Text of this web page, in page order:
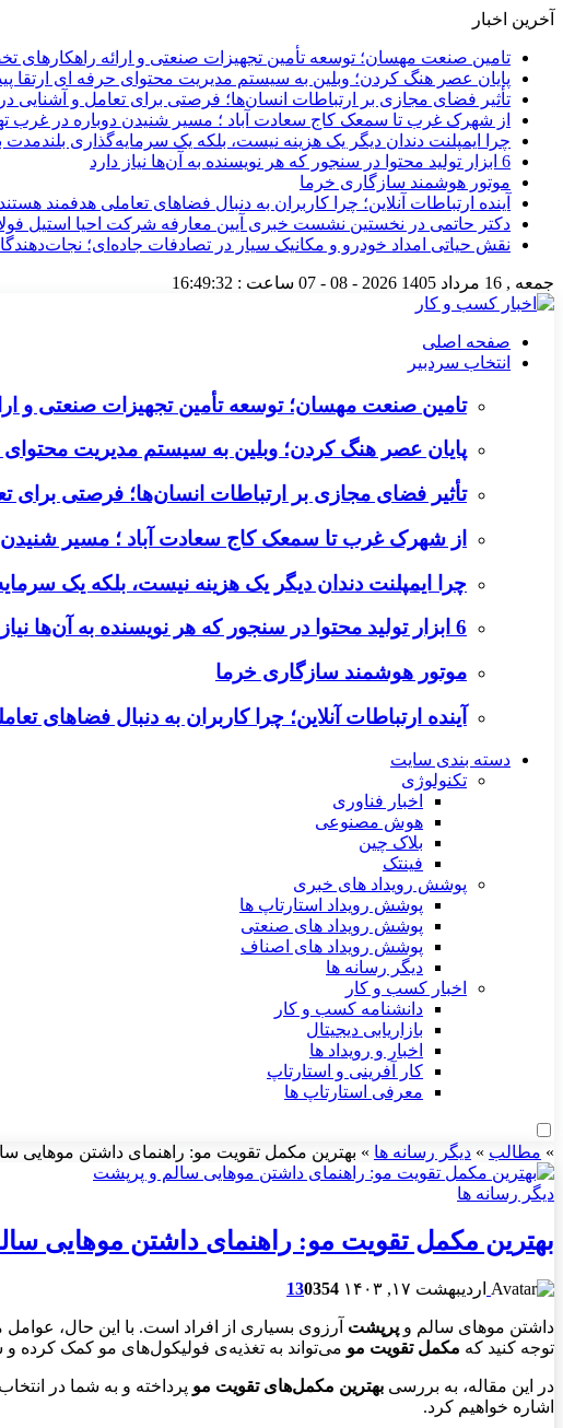
آخرین اخبار
تامین صنعت مهسان؛ توسعه تأمین تجهیزات صنعتی و ارائه راهکارهای
پایان عصر هنگ کردن؛ وبلین به سیستم مدیریت محتوای حرفه ای ارتقا
تأثیر فضای مجازی بر ارتباطات انسان‌ها؛ فرصتی برای تعامل و آشنایی در
از شهرک غرب تا سمعک کاج سعادت آباد ؛ مسیر شنیدن دوباره در غرب
چرا ایمپلنت دندان دیگر یک هزینه نیست، بلکه یک سرمایه‌گذاری
6 ابزار تولید محتوا در سنجور که هر نویسنده به آن‌ها نیاز دارد
موتور هوشمند سازگاری خرما
آینده ارتباطات آنلاین؛ چرا کاربران به دنبال فضاهای تعاملی هدفمند
دکتر حاتمی در نخستین نشست خبری آیین معارفه شرکت احیا استیل
نقش حیاتی امداد خودرو و مکانیک سیار در تصادفات جاده‌ای؛
جمعه , 16 مرداد 1405 2026 - 08 - 07 ساعت : 16:49:33
صفحه اصلی
انتخاب سردبیر
تامین صنعت مهسان؛ توسعه تأمین تجهیزات صنعتی و
پایان عصر هنگ کردن؛ وبلین به سیستم مدیریت محتوای
تأثیر فضای مجازی بر ارتباطات انسان‌ها؛ فرصتی برای
از شهرک غرب تا سمعک کاج سعادت آباد ؛ مسیر شنیدن
چرا ایمپلنت دندان دیگر یک هزینه نیست، بلکه یک
6 ابزار تولید محتوا در سنجور که هر نویسنده به آن‌ها نیاز دارد
موتور هوشمند سازگاری خرما
آینده ارتباطات آنلاین؛ چرا کاربران به دنبال فضاهای
دسته بندی سایت
تکنولوژی
اخبار فناوری
هوش مصنوعی
بلاک چین
فینتک
پوشش رویداد های خبری
پوشش رویداد استارتاپ ها
پوشش رویداد های صنعتی
پوشش رویداد های اصناف
دیگر رسانه ها
اخبار کسب و کار
دانشنامه کسب و کار
بازاریابی دیجیتال
اخبار و رویداد ها
کار آفرینی و استارتاپ
معرفی استارتاپ ها
» مطالب » دیگر رسانه ها » بهترین مکمل تقویت مو: راهنمای داشتن موهایی
دیگر رسانه ها
بهترین مکمل تقویت مو: راهنمای داشتن موهایی
اردیبهشت ۱۷, ۱۴۰۳ 130354
داشتن موهای سالم و پرپشت آرزوی بسیاری از افراد است. با این حال،
توجه کنید که مکمل تقویت مو می‌تواند به تغذیه‌ی فولیکول‌های مو کمک کرده
در این مقاله، به بررسی بهترین مکمل‌های تقویت مو پرداخته و به شما در
اشاره خواهیم کرد.